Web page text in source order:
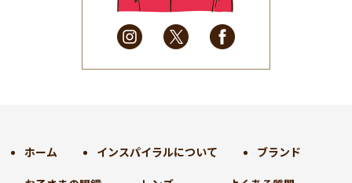
2025年3月(31)
2025年2月
(28)
2025年1月
(34)
2024年9月(30)
ホーム インスパイラルについて ブランド